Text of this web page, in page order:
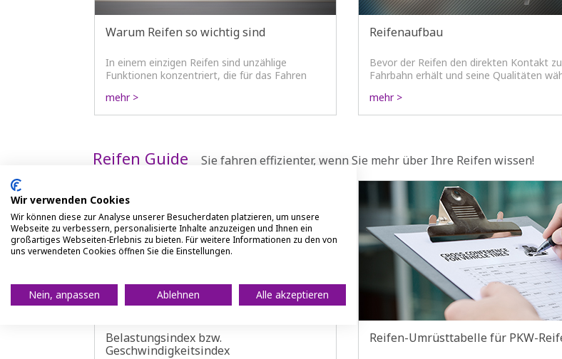
Warum Reifen so wichtig sind
In einem einzigen Reifen sind unzählige
Funktionen konzentriert, die für das Fahren
Stoßdämpfung, Antrieb oder Fahrtstabilität
sind nur einige Komponenten, die für mehr
mehr >
Reifenaufbau
Bevor der Reifen den direkten Kontakt
Fahrbahn erhält und seine Qualitäten
Einzelkomponenten und mit höchstem
technologischem Knowhow produziert,
mehr >
Reifen Guide Sie fahren effizienter, wenn Sie mehr über Ihre Reifen wissen!
Belastungsindex bzw.
Geschwindigkeitsindex
Reifen-Umrüsttabelle für PKW-
Wir verwenden Cookies
Wir können diese zur Analyse unserer Besucherdaten platzieren, um unsere
Webseite zu verbessern, personalisierte Inhalte anzuzeigen und Ihnen ein
großartiges Webseiten-Erlebnis zu bieten. Für weitere Informationen zu den von
uns verwendeten Cookies öffnen Sie die Einstellungen.
Nein, anpassen Ablehnen Alle akzeptieren